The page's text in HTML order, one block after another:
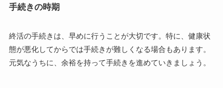
手続きの時期
終活の手続きは、早めに行うことが大切です。特に、健康状
態が悪化してからでは手続きが難しくなる場合もあります。
元気なうちに、余裕を持って手続きを進めていきましょう。